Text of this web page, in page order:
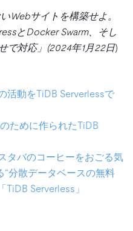
Webサイトを構築せよ。
とDocker Swarm、そし
で対応」(2024年1月22日)
活動をTiDB Serverlessで
ために作られたTiDB
タバのコーヒーをおごる気
分散データベースの無料
Serverless」